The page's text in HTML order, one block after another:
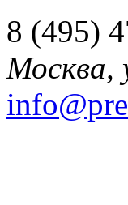
8 (495)
Москва,